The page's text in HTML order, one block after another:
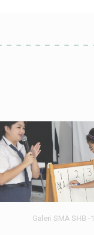
Galeri SMA SHB -1